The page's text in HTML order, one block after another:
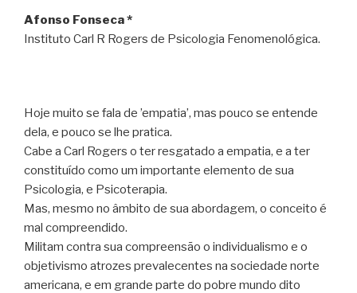
Afonso Fonseca *
Instituto Carl R Rogers de Psicologia Fenomenológica.
Hoje muito se fala de ’empatia’, mas pouco se entende
dela, e pouco se lhe pratica.
Cabe a Carl Rogers o ter resgatado a empatia, e a ter
constituído como um importante elemento de sua
Psicologia, e Psicoterapia.
Mas, mesmo no âmbito de sua abordagem, o conceito é
mal compreendido.
Militam contra sua compreensão o individualismo e o
objetivismo atrozes prevalecentes na sociedade norte
americana, e em grande parte do pobre mundo dito